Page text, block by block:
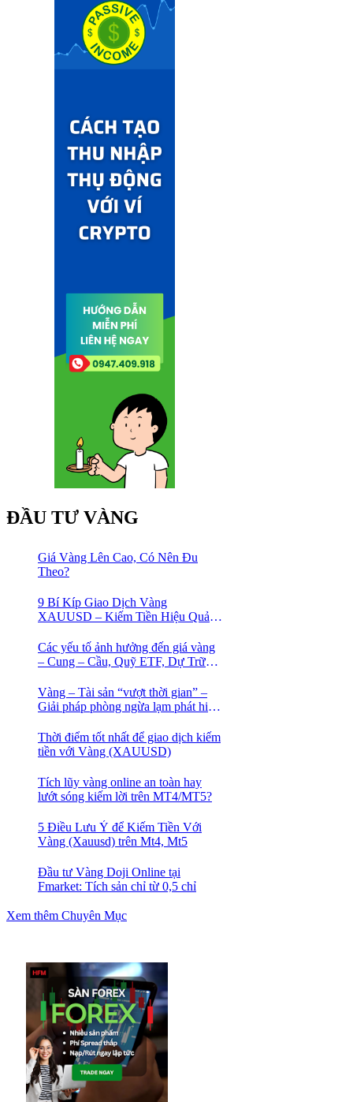
ĐẦU TƯ VÀNG
Giá Vàng Lên Cao, Có Nên Đu
Theo?
9 Bí Kíp Giao Dịch Vàng
XAUUSD – Kiếm Tiền Hiệu Quả
Các yếu tố ảnh hưởng đến giá vàng
– Cung – Cầu, Quỹ ETF, Dự Trữ
Vàng – Tài sản “vượt thời gian” –
Giải pháp phòng ngừa lạm phát hiệu
Thời điểm tốt nhất để giao dịch kiếm
tiền với Vàng (XAUUSD)
Tích lũy vàng online an toàn hay
lướt sóng kiếm lời trên MT4/MT5?
5 Điều Lưu Ý để Kiếm Tiền Với
Vàng (Xauusd) trên Mt4, Mt5
Đầu tư Vàng Doji Online tại
Fmarket: Tích sản chỉ từ 0,5 chỉ
Xem thêm Chuyên Mục